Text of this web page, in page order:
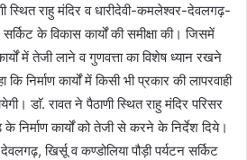
स्थित राहु मंदिर व धारीदेवी-कमलेश्वर-देवलगढ़-
के विकास कार्यों की समीक्षा की। जिसमें
में तेजी लाने व गुणवत्ता का विशेष ध्यान रखने
निर्माण कार्यों में किसी भी प्रकार की लापरवाही
डाॅ. रावत ने पैठाणी स्थित राहु मंदिर परिसर
के निर्माण कार्यों को तेजी से करने के निर्देश दिये।
खिर्सू व कण्डोलिया पौड़ी पर्यटन सर्किट